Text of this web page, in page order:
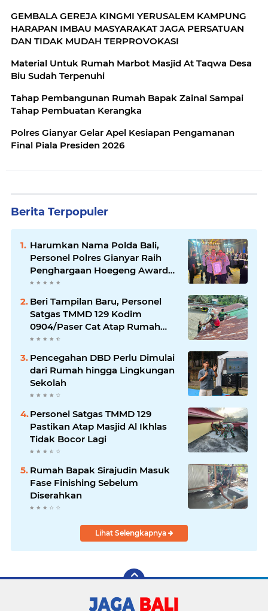
GEMBALA GEREJA KINGMI YERUSALEM KAMPUNG
HARAPAN IMBAU MASYARAKAT JAGA PERSATUAN
DAN TIDAK MUDAH TERPROVOKASI
Material Untuk Rumah Marbot Masjid At Taqwa Desa
Biu Sudah Terpenuhi
Tahap Pembangunan Rumah Bapak Zainal Sampai
Tahap Pembuatan Kerangka
Polres Gianyar Gelar Apel Kesiapan Pengamanan
Final Piala Presiden 2026
Berita Terpopuler
Harumkan Nama Polda Bali,
Personel Polres Gianyar Raih
Penghargaan Hoegeng Awards
2026
Beri Tampilan Baru, Personel
Satgas TMMD 129 Kodim
0904/Paser Cat Atap Rumah
Marbot
Pencegahan DBD Perlu Dimulai
dari Rumah hingga Lingkungan
Sekolah
Personel Satgas TMMD 129
Pastikan Atap Masjid Al Ikhlas
Tidak Bocor Lagi
Rumah Bapak Sirajudin Masuk
Fase Finishing Sebelum
Diserahkan
Lihat Selengkapnya